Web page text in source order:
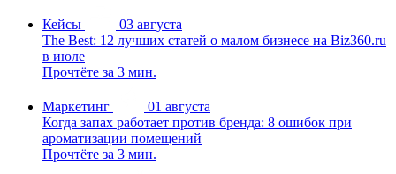
Кейсы
03 августа
The Best: 12 лучших статей о малом бизнесе на Biz360.ru
в июле
Прочтёте за 3 мин.
Маркетинг
01 августа
Когда запах работает против бренда: 8 ошибок при
ароматизации помещений
Прочтёте за 3 мин.